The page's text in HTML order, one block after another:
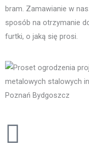
bram. Zamawianie w
sposób na otrzymanie
furtki, o jaką się prosi.